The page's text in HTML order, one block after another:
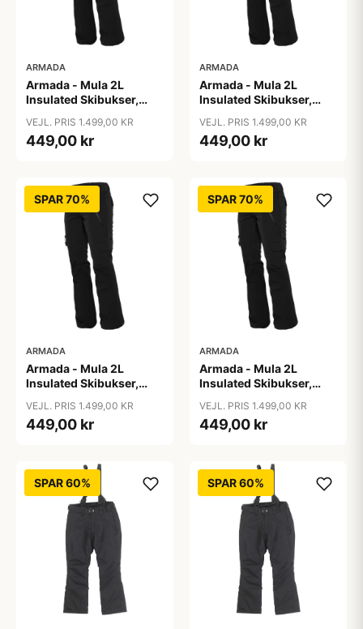
ARMADA
Armada - Mula 2L
Insulated Skibukser,
VEJL. PRIS 1.499,00 KR
449,00 kr
ARMADA
Armada - Mula 2L
Insulated Skibukser,
VEJL. PRIS 1.499,00 KR
449,00 kr
SPAR 70%
ARMADA
Armada - Mula 2L
Insulated Skibukser,
VEJL. PRIS 1.499,00 KR
449,00 kr
SPAR 70%
ARMADA
Armada - Mula 2L
Insulated Skibukser,
VEJL. PRIS 1.499,00 KR
449,00 kr
SPAR 60% SPAR 60%